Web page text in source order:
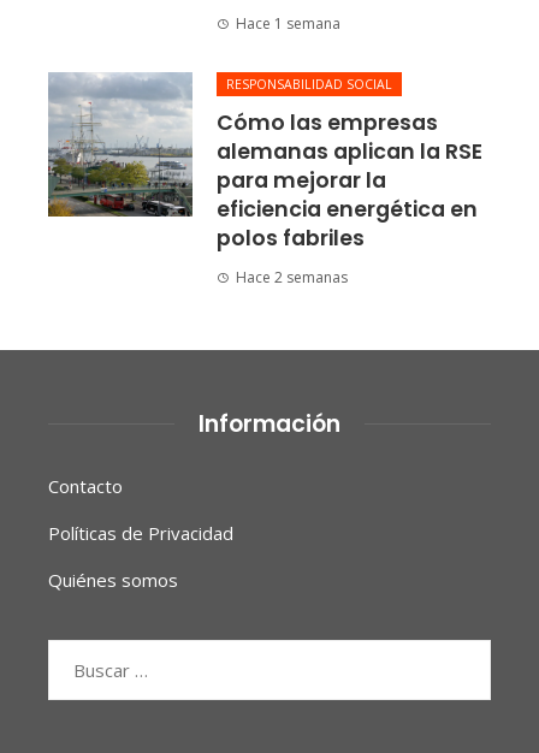
Hace 1 semana
RESPONSABILIDAD SOCIAL
Cómo las empresas
alemanas aplican la RSE
para mejorar la
eficiencia energética en
polos fabriles
Hace 2 semanas
Información
Contacto
Políticas de Privacidad
Quiénes somos